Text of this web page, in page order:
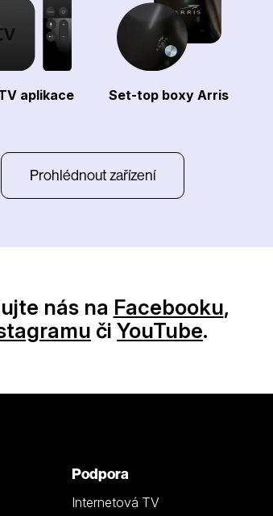
aplikace Set-top boxy Arris
Prohlédnout zařízení
nás na Facebooku,
či YouTube.
Podpora
Internetová TV